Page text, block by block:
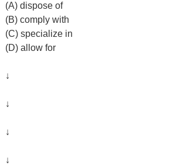
(A) dispose of
(B) comply with
(C) specialize in
(D) allow for
↓
↓
↓
↓